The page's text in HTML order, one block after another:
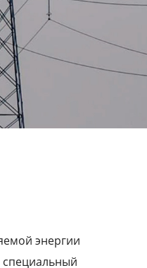
энергии
специальный